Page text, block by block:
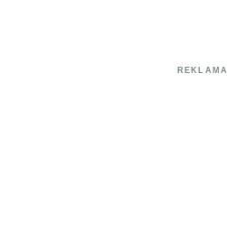
REKLAMA